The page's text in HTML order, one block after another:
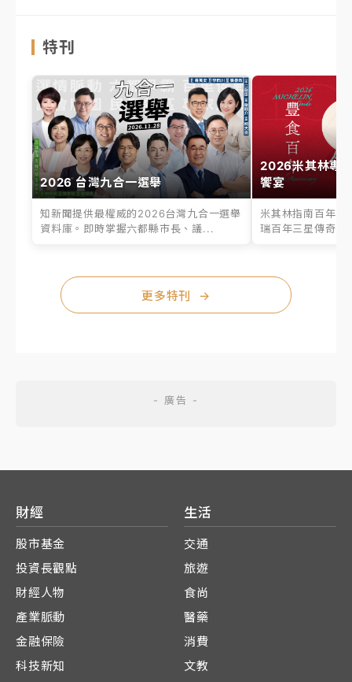
特刊
2026 台灣九合一選舉
知新聞提供最權威的2026台灣九合一選舉
資料庫。即時掌握六都縣市長、議...
2026米其林專
饗宴
米其林指南百年之
瑞百年三星傳奇、
更多特刊 →
財經
股市基金
投資長觀點
財經人物
產業脈動
金融保險
科技新知
生活
交通
旅遊
食尚
醫藥
消費
文教